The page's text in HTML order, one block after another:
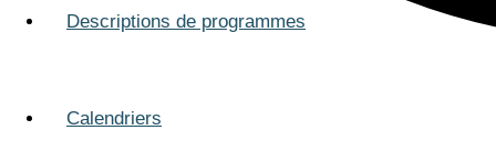
Descriptions de programmes
Calendriers